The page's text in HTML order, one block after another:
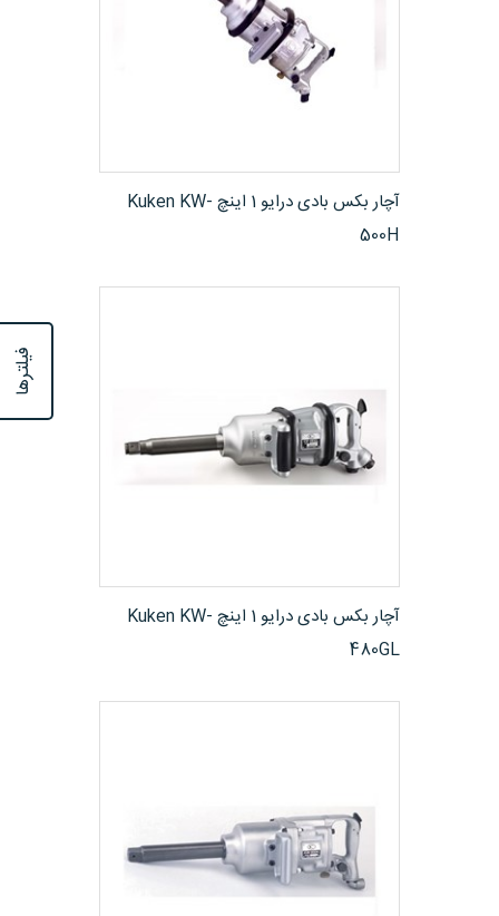
فیلترها
مشاهده محصولآچار بکس بادی درایو 1 اینچ Kuken KW-
500H
مشاهده محصولآچار بکس بادی درایو 1 اینچ Kuken KW-
480GL